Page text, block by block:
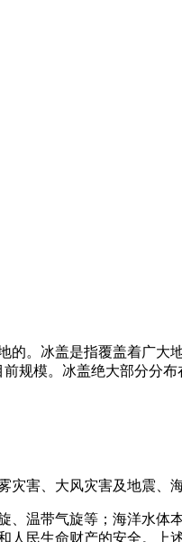
的。冰盖是指覆盖着广
规模。冰盖绝大部分分
害、大风灾害及地震、
、温带气旋等；海洋水
民生命财产的安全。